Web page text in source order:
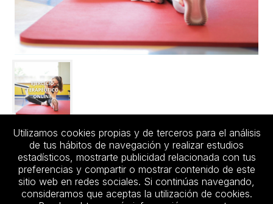
Utilizamos cookies propias y de terceros para el análisis
de tus hábitos de navegación y realizar estudios
estadísticos, mostrarte publicidad relacionada con tus
preferencias y compartir o mostrar contenido de este
sitio web en redes sociales. Si continúas navegando,
consideramos que aceptas la utilización de cookies.